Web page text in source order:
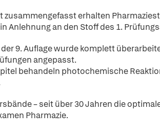
zusammengefasst erhalten
Anlehnung an den Stoff des 1.
der 9. Auflage wurde komplett
angepasst.
behandeln photochemische
– seit über 30 Jahren die
Pharmazie.